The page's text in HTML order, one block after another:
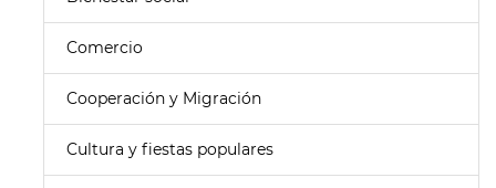
Comercio
Cooperación y Migración
Cultura y fiestas populares